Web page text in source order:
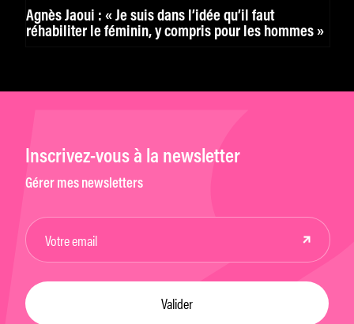
Agnès Jaoui : « Je suis dans l’idée qu’il faut
réhabiliter le féminin, y compris pour les hommes »
Inscrivez-vous à la newsletter
Gérer mes newsletters